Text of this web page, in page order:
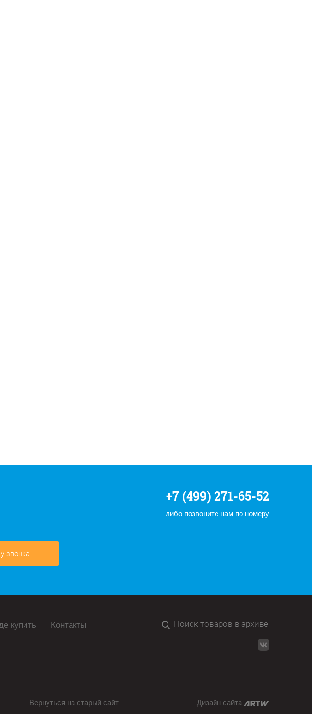
+7 (499) 271-65-52
либо позвоните нам по номеру
звонка
купить Контакты
Вернуться на старый сайт Дизайн сайта